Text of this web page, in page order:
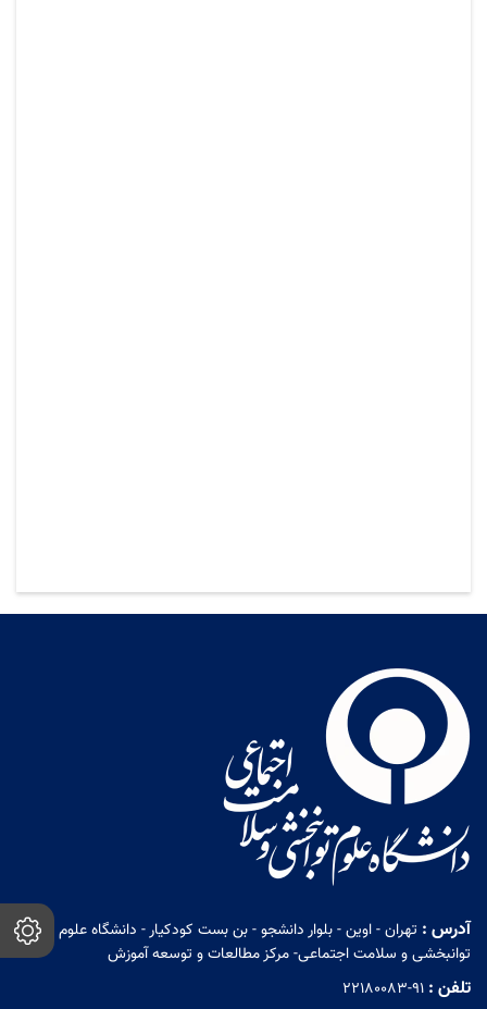
آدرس : تهران - اوین - بلوار دانشجو - بن بست کودکیار - دانشگاه علوم
توانبخشی و سلامت اجتماعی- مرکز مطالعات و توسعه آموزش
تلفن : 22180083-91